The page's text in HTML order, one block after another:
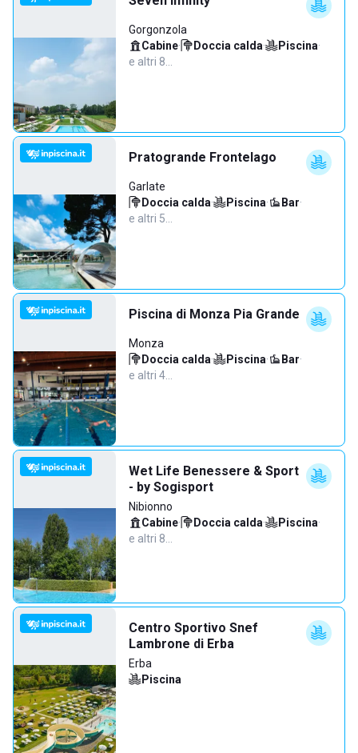
Gorgonzola
Cabine· Doccia calda· Piscina·
e altri 8…
Pratogrande Frontelago
Garlate
Doccia calda· Piscina· Bar·
e altri 5…
Piscina di Monza Pia Grande
Monza
Doccia calda· Piscina· Bar·
e altri 4…
Wet Life Benessere & Sport
- by Sogisport
Nibionno
Cabine· Doccia calda· Piscina·
e altri 8…
Centro Sportivo Snef
Lambrone di Erba
Erba
Piscina